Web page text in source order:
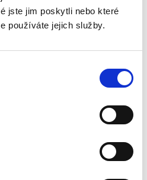
jste jim poskytli nebo které
používáte jejich služby.
vyhýbání se
daňovým
povinnostem
zabývá problematikou